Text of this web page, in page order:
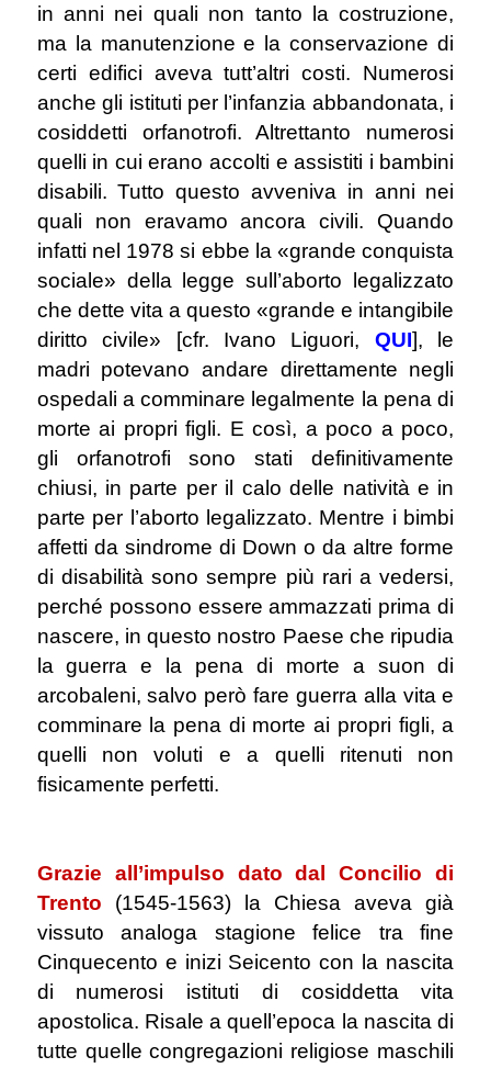
in anni nei quali non tanto la costruzione,
ma la manutenzione e la conservazione di
certi edifici aveva tutt’altri costi. Numerosi
anche gli istituti per l’infanzia abbandonata, i
cosiddetti orfanotrofi. Altrettanto numerosi
quelli in cui erano accolti e assistiti i bambini
disabili. Tutto questo avveniva in anni nei
quali non eravamo ancora civili. Quando
infatti nel 1978 si ebbe la «grande conquista
sociale» della legge sull’aborto legalizzato
che dette vita a questo «grande e intangibile
diritto civile» [cfr. Ivano Liguori, QUI], le
madri potevano andare direttamente negli
ospedali a comminare legalmente la pena di
morte ai propri figli. E così, a poco a poco,
gli orfanotrofi sono stati definitivamente
chiusi, in parte per il calo delle natività e in
parte per l’aborto legalizzato. Mentre i bimbi
affetti da sindrome di Down o da altre forme
di disabilità sono sempre più rari a vedersi,
perché possono essere ammazzati prima di
nascere, in questo nostro Paese che ripudia
la guerra e la pena di morte a suon di
arcobaleni, salvo però fare guerra alla vita e
comminare la pena di morte ai propri figli, a
quelli non voluti e a quelli ritenuti non
fisicamente perfetti.
Grazie all’impulso dato dal Concilio di
Trento (1545-1563)
la Chiesa aveva già
vissuto analoga stagione felice tra fine
Cinquecento e inizi Seicento con la nascita
di numerosi istituti di cosiddetta vita
apostolica. Risale a quell’epoca la nascita di
tutte quelle congregazioni religiose maschili